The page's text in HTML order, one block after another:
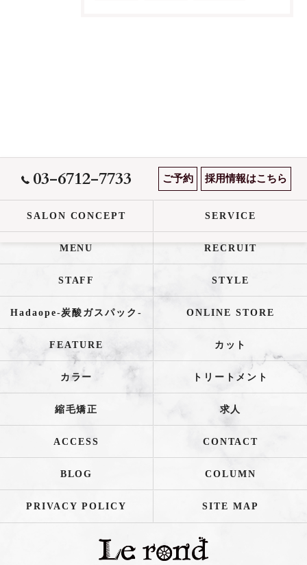
03-6712-7733 ご予約 採用情報はこちら
SALON CONCEPT SERVICE
MENU RECRUIT
STAFF STYLE
Hadaope-炭酸ガスパック- ONLINE STORE
FEATURE カット
カラー トリートメント
縮毛矯正 求人
ACCESS CONTACT
BLOG COLUMN
PRIVACY POLICY SITE MAP